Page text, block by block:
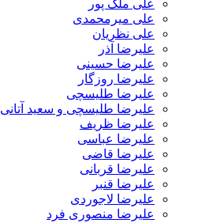
علی ملک پور
علی میرمحمدی
علی نظریان
علیرضا آذر
علیرضا حسینی
علیرضا روزگار
علیرضا طلیسچی
علیرضا طلیسچی و سعید آتانی
علیرضا ظریف
علیرضا عباسی
علیرضا قاضی
علیرضا قربانی
علیرضا قنبر
علیرضا لاجوردی
علیرضا منصوری فرد